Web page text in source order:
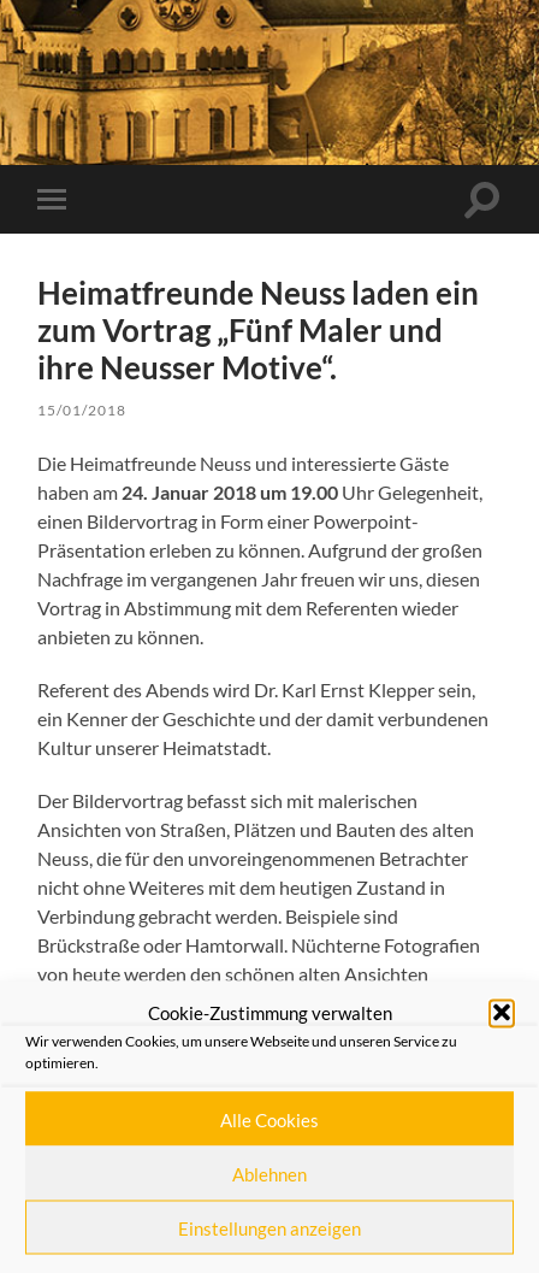
Cookie-Zustimmung verwalten
Wir verwenden Cookies, um unsere Webseite und unseren Service zu
optimieren.
Alle Cookies
Ablehnen
Einstellungen anzeigen
Mobile-
Menü
Heimatfreunde Neuss laden ein
zum Vortrag „Fünf Maler und
ihre Neusser Motive“.
15/01/2018
Die Heimatfreunde Neuss und interessierte Gäste
haben am 24. Januar 2018 um 19.00 Uhr Gelegenheit,
einen Bildervortrag in Form einer Powerpoint-
Präsentation erleben zu können. Aufgrund der großen
Nachfrage im vergangenen Jahr freuen wir uns, diesen
Vortrag in Abstimmung mit dem Referenten wieder
anbieten zu können.
Referent des Abends wird Dr. Karl Ernst Klepper sein,
ein Kenner der Geschichte und der damit verbundenen
Kultur unserer Heimatstadt.
Der Bildervortrag befasst sich mit malerischen
Ansichten von Straßen, Plätzen und Bauten des alten
Neuss, die für den unvoreingenommenen Betrachter
nicht ohne Weiteres mit dem heutigen Zustand in
Verbindung gebracht werden. Beispiele sind
Brückstraße oder Hamtorwall. Nüchterne Fotografien
von heute werden den schönen alten Ansichten
gegenübergestellt. Es handelt sich um Werke der
Neusser Maler Max Clarenbach, Josef Kohlschein d.J.,
Jakob Weitz, Hermann Coßmann und Josef Urbach
sowie um einen Exkurs zu F.H. Ehmcke. Letzterer war
Lithograf und Kunstgewerbelehrer von Coßmann und
Urbach.
Die Veranstaltung findet statt am Mittwoch, 24. Januar
2018, 19.00 Uhr in der Geschäftsstelle der
Heimatfreunde Neuss, Michaelstraße 67. Der Eintritt ist